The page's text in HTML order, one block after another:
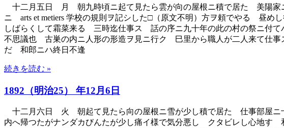
十二月五日 月 朝九時頃ニ起て見たら雲が向の屋根ニ積で居た 美陽家
ニ arts et metiers 学校の規則ヲ記シした□（原文不明）方ヲ頼でやる 昼
しばらくして霜菜来る 三時迄仕事ス 話の序ニ九十年の此の村の祭ニ付
不思議也 古巣の内ニ人形の形造ヲ見ニ行ク 巳里から職人が二人来て仕
だ 和郎ニハ終日不逢
続きを読む »
1892（明治25） 年12月6日
十二月六日 火 朝起て見たら向の屋根ニ雪が少し積で居た 仕事部屋ニ
内へ帰つたがナンダカびんたが少し痛イ様で気分悪し クタビレし心地